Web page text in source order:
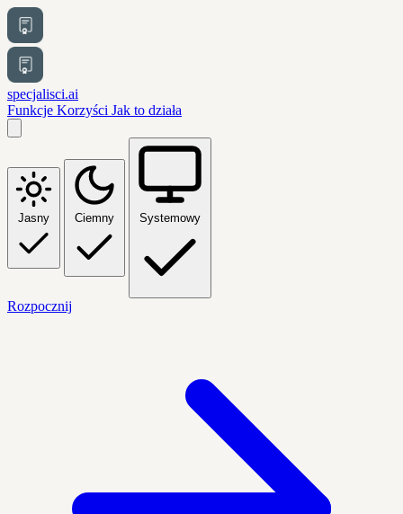
specjalisci.ai
Funkcje Korzyści Jak to działa
Jasny Ciemny Systemowy
Rozpocznij